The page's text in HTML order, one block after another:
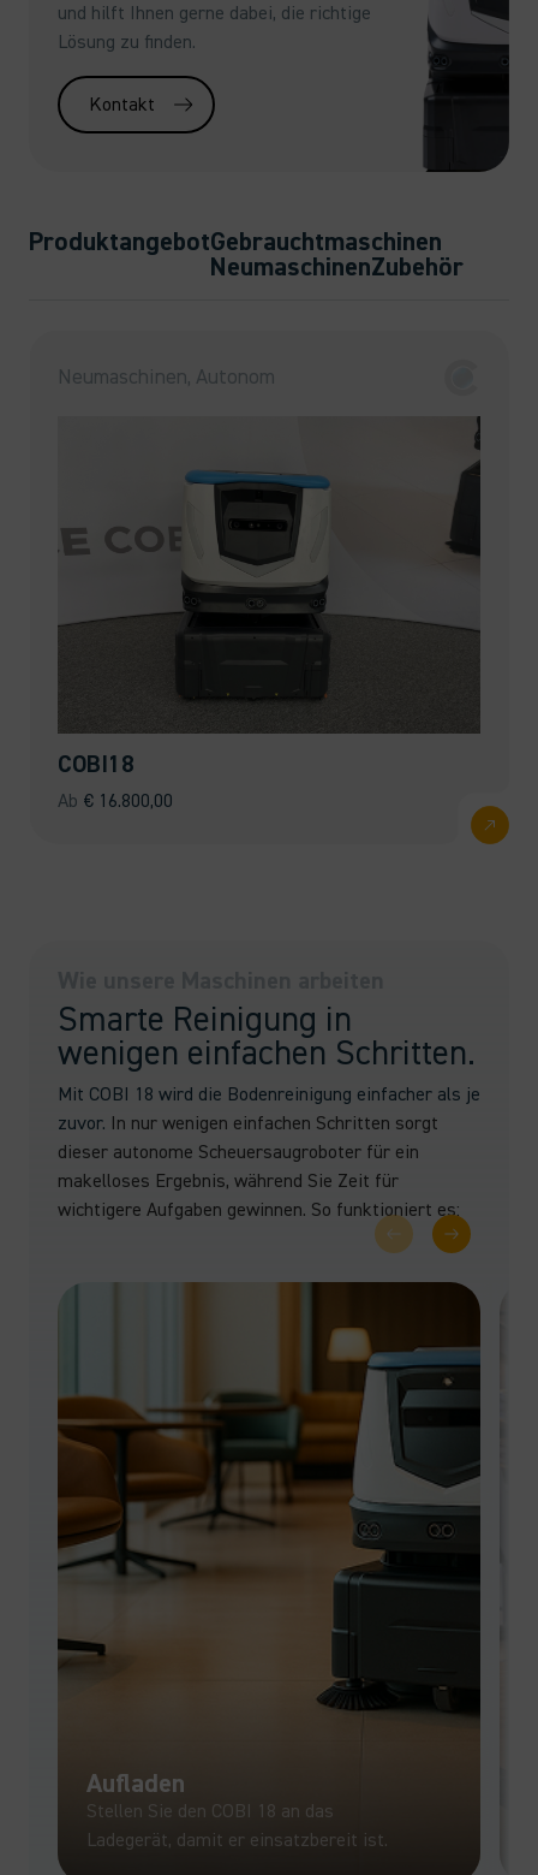
und hilft Ihnen gerne dabei, die richtige
Lösung zu finden.
Kontakt
ProduktangebotGebrauchtmaschinen
NeumaschinenZubehör
Neumaschinen, Autonom
COBI18
Ab € 16.800,00
Smarte Reinigung in
wenigen einfachen Schritten.
Mit COBI 18 wird die Bodenreinigung einfacher als je
zuvor. In nur wenigen einfachen Schritten sorgt
dieser autonome Scheuersaugroboter für ein
makelloses Ergebnis, während Sie Zeit für
wichtigere Aufgaben gewinnen. So funktioniert es:
Aufladen
Stellen Sie den COBI 18 an das
Ladegerät, damit er einsatzbereit ist.